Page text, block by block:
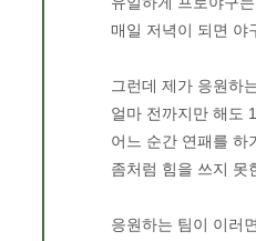
매일 저녁이 되면 야
그런데 제가 응원하
얼마 전까지만 해도
어느 순간 연패를 하
좀처럼 힘을 쓰지 못
응원하는 팀이 이러